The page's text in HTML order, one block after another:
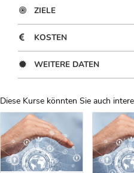
ZIELE
KOSTEN
WEITERE DATEN
Diese Kurse könnten Sie auch
Uber Weiterbildungsvorschläge